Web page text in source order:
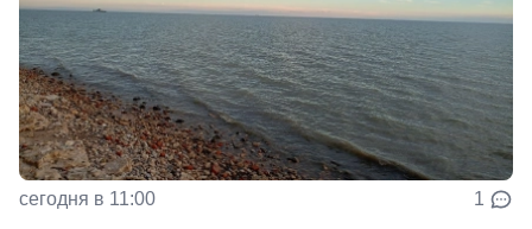
сегодня в 11:00 1